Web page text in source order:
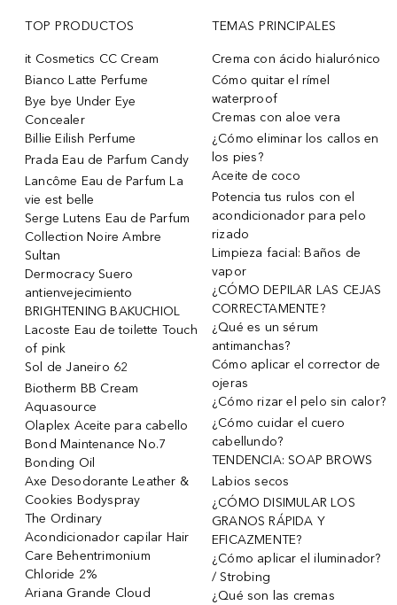
TOP PRODUCTOS
it Cosmetics CC Cream
Bianco Latte Perfume
Bye bye Under Eye
Concealer
Billie Eilish Perfume
Prada Eau de Parfum Candy
Lancôme Eau de Parfum La
vie est belle
Serge Lutens Eau de Parfum
Collection Noire Ambre
Sultan
Dermocracy Suero
antienvejecimiento
BRIGHTENING BAKUCHIOL
Lacoste Eau de toilette Touch
of pink
Sol de Janeiro 62
Biotherm BB Cream
Aquasource
Olaplex Aceite para cabello
Bond Maintenance No.7
Bonding Oil
Axe Desodorante Leather &
Cookies Bodyspray
The Ordinary
Acondicionador capilar Hair
Care Behentrimonium
Chloride 2%
Ariana Grande Cloud
TEMAS PRINCIPALES
Crema con ácido hialurónico
Cómo quitar el rímel
waterproof
Cremas con aloe vera
¿Cómo eliminar los callos en
los pies?
Aceite de coco
Potencia tus rulos con el
acondicionador para pelo
rizado
Limpieza facial: Baños de
vapor
¿CÓMO DEPILAR LAS CEJAS
CORRECTAMENTE?
¿Qué es un sérum
antimanchas?
Cómo aplicar el corrector de
ojeras
¿Cómo rizar el pelo sin calor?
¿Cómo cuidar el cuero
cabellundo?
TENDENCIA: SOAP BROWS
Labios secos
¿CÓMO DISIMULAR LOS
GRANOS RÁPIDA Y
EFICAZMENTE?
¿Cómo aplicar el iluminador?
/ Strobing
¿Qué son las cremas